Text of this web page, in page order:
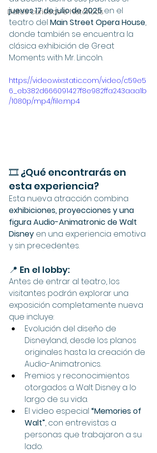
Datos curiosos e históricos
jueves 17 de julio de 2025 en el
teatro del Main Street Opera House,
donde también se encuentra la
clásica exhibición de Great
Moments with Mr. Lincoln.
https://video.wixstatic.com/video/c59e5
6_eb382d666091427f8e982ffa243aaa1b
/1080p/mp4/file.mp4
🎞 ¿Qué encontrarás en
esta experiencia?
Esta nueva atracción combina
exhibiciones, proyecciones y una
figura Audio-Animatronic de Walt
Disney en una experiencia emotiva
y sin precedentes.
📍 En el lobby:
Antes de entrar al teatro, los
visitantes podrán explorar una
exposición completamente nueva
que incluye:
Evolución del diseño de
Disneyland, desde los planos
originales hasta la creación de
Audio-Animatronics.
Premios y reconocimientos
otorgados a Walt Disney a lo
largo de su vida.
El video especial “Memories of
Walt”, con entrevistas a
personas que trabajaron a su
lado.